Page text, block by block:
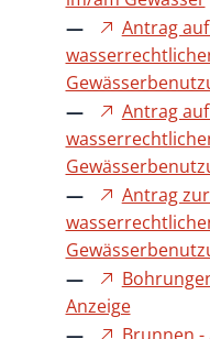
Antrag
Antrag
Antrag
Anzeige